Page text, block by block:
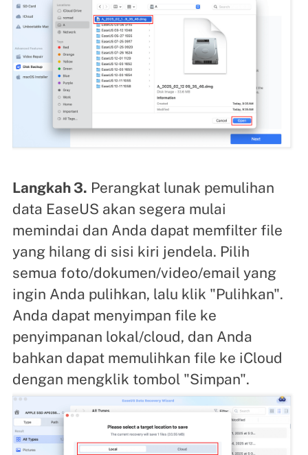
Langkah 3. Perangkat lunak pemulihan
data EaseUS akan segera mulai
memindai dan Anda dapat memfilter file
yang hilang di sisi kiri jendela. Pilih
semua foto/dokumen/video/email yang
ingin Anda pulihkan, lalu klik "Pulihkan".
Anda dapat menyimpan file ke
penyimpanan lokal/cloud, dan Anda
bahkan dapat memulihkan file ke iCloud
dengan mengklik tombol "Simpan".